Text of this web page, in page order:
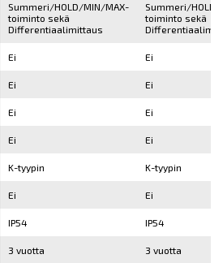
Summeri/HOLD/MIN/MAX-
toiminto sekä
Differentiaalimittaus
Summeri/HOLD/
toiminto sekä
Ei Ei
Ei Ei
Ei Ei
Ei Ei
K-tyypin K-tyypin
Ei Ei
IP54 IP54
3 vuotta 3 vuotta